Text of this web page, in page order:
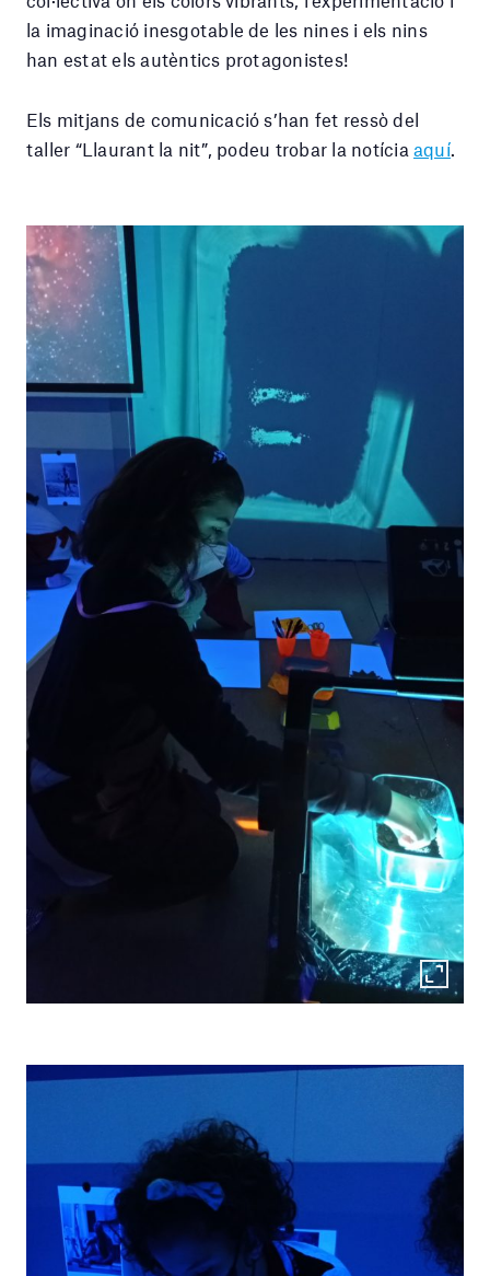
la imaginació inesgotable de les nines i els nins
han estat els autèntics protagonistes!
Els mitjans de comunicació s’han fet ressò del
taller “Llaurant la nit”, podeu trobar la notícia aquí.